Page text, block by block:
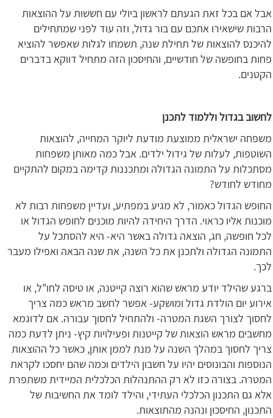
אבל אם בכל זאת הגעתם לראשון ביולי עם חששות על ההוצאות
הרבות שישאירו אתכם עם בור גדול, וזה עוד לפני שמתחילים
להיכנס להוצאות של תחילת שנה, תשמחו לגלות שאפשר להוציא
פחות בחופשה של חודשיים, והחיסכון הזה מתחיל דווקא בדברים
הקטנים.
לחשוב בגדול וללמוד לתכנן
משפחה ישראלית ממוצעת מודעת ליוקר המחייה, להוצאות
השוטפות, לעלות של גידול ילדים. אבל כמה מאותן משפחות
מסתכלות על התמונה הגדולה ומתכננות קדימה במקום להתקיים
מחודש לחודש?
החופש הגדול כאמור, לא מגיע במפתיע, ועדיין משפחות רבות לא
מוכנות אליו כראוי. הדרך היחידה להיות מוכנים לחופש הגדול או
לכל חופשה, חג, הוצאה גדולה באשר היא- היא להסתכל על
התמונה הגדולה ולתכנן את כל השנה, את שנה הבאה ואפילו מעבר
לכך.
ברגע שהילד יודע מראש שהוא רוצה קייטנה, או טיסה לחו"ל, או
אירוע יום הולדת גדול ומושקע- אפשר לחשב מראש כמה צריך
לחסוך לצורך השגת המטרה- ולהתחיל לחסוך עבורה. אם לדוגמא
מחשבים מראש הוצאות של קייטנות ופעילויות קיץ- ניתן לדעת כמה
צריך לחסוך במהלך השנה על מנת לממן אותן, כאשר כל ההוצאות
הנוספות והבונוסים יהיו על חשבון הילדים וכמה שהם יחסכו לקראת
המטרה. בצורה כזו לא רק ההתנהלות הכלכלית המיידית משתפרת
אלא גם התכנון הכלכלי העתידי, והילד לומד את החשיבות של
התכנון, החיסכון ונהנה מהתוצאות.